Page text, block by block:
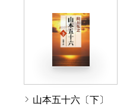
山本五十六〔下〕